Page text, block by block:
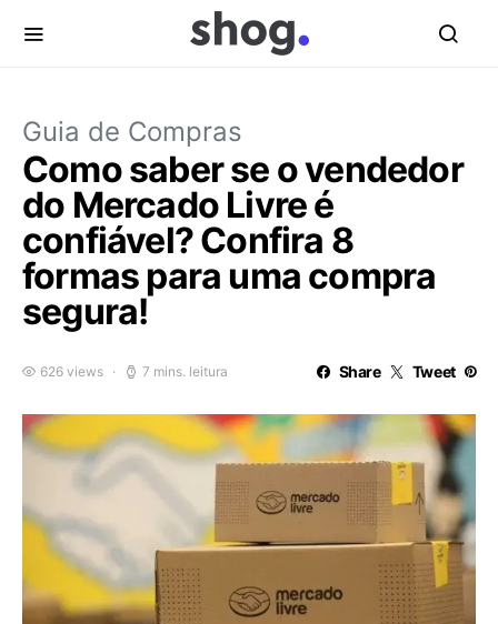
Guia de Compras
Como saber se o vendedor
do Mercado Livre é
confiável? Confira 8
formas para uma compra
segura!
626 views 7 mins. leitura Share Tweet